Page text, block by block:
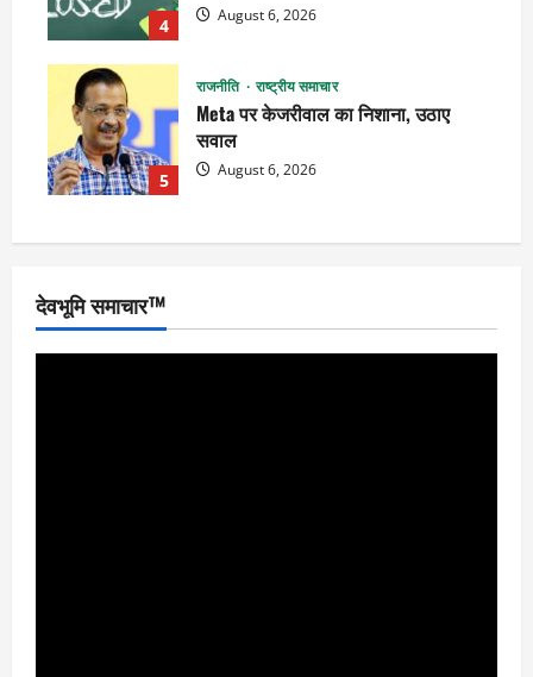
4 August 6, 2026
5
राजनीति राष्ट्रीय समाचार
Meta पर केजरीवाल का निशाना, उठाए
सवाल
August 6, 2026
देवभूमि समाचार™